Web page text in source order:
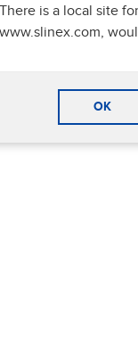
There is a local site
www.slinex.com,
OK